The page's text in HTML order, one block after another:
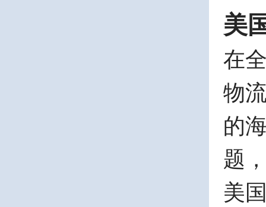
美
在
物
的
题
美